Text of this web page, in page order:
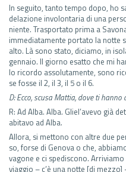
In seguito, tanto tempo dopo, ho
delazione involontaria di una
niente. Trasportato prima a
immediatamente portato la notte
alto. Là sono stato, diciamo, in
gennaio. Il giorno esatto che mi
lo ricordo assolutamente, sono
se fosse il 2, il 3, il 5 o il 6.
D: Ecco, scusa Mattia, dove ti hanno
R: Ad Alba. Alba. Gliel’avevo già
abitavo ad Alba.
Allora, si mettono con altre due
so, forse di Genova o che,
vagone e ci spediscono.
viaggio – c’è una notte [di